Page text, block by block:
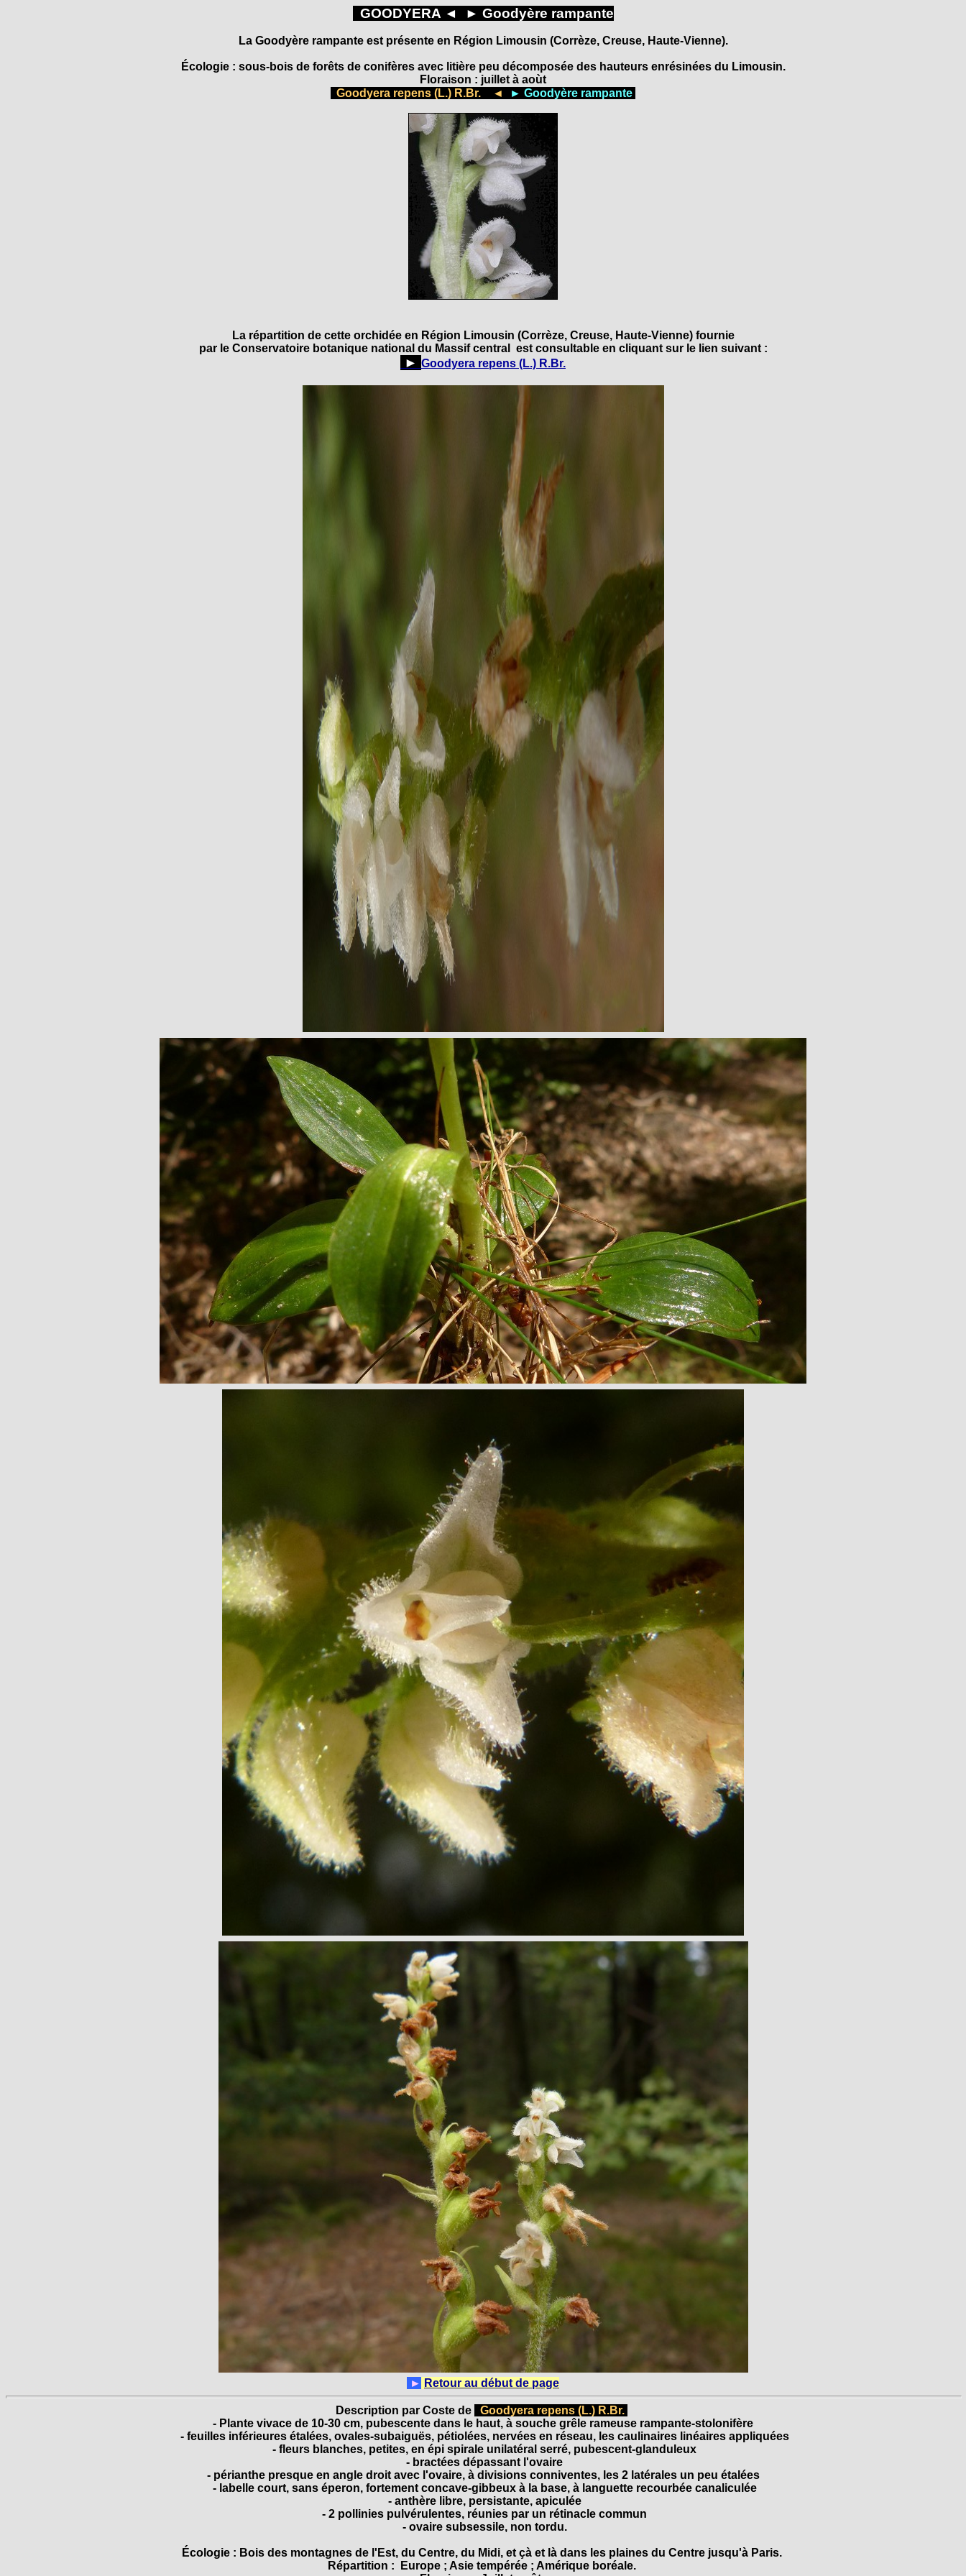
GOODYERA◄ ► Goodyère rampante
La Goodyère rampante est présente en Région Limousin (Corrèze, Creuse, Haute-Vienne).
Écologie : sous-bois de forêts de conifères avec litière peu décomposée des hauteurs enrésinées du Limousin.
Floraison : juillet à aoùt
Goodyera repens (L.) R.Br. ◄
► Goodyère rampante
La répartition de cette orchidée en Région Limousin (Corrèze, Creuse, Haute-Vienne) fournie
par le Conservatoire botanique national du Massif central est consultable en cliquant sur le lien suivant :
► Goodyera repens (L.) R.Br.
► Retour au début de page
Description par Coste de
Goodyera repens (L.) R.Br.
- Plante vivace de 10-30 cm, pubescente dans le haut, à souche grêle rameuse rampante-stolonifère
- feuilles inférieures étalées, ovales-subaiguës, pétiolées, nervées en réseau, les caulinaires linéaires appliquées
- fleurs blanches, petites, en épi spirale unilatéral serré, pubescent-glanduleux
- bractées dépassant l'ovaire
- périanthe presque en angle droit avec l'ovaire, à divisions conniventes, les 2 latérales un peu étalées
- labelle court, sans éperon, fortement concave-gibbeux à la base, à languette recourbée canaliculée
- anthère libre, persistante, apiculée
- 2 pollinies pulvérulentes, réunies par un rétinacle commun
- ovaire subsessile, non tordu.
Écologie : Bois des montagnes de l'Est, du Centre, du Midi, et çà et là dans les plaines du Centre jusqu'à Paris.
Répartition : Europe ; Asie tempérée ; Amérique boréale.